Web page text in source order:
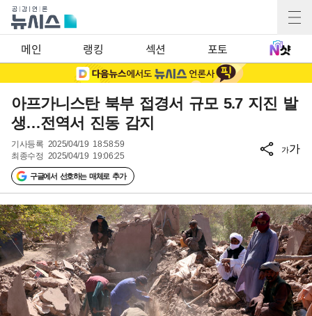
메인 랭킹 섹션 포토
아프가니스탄 북부 접경서 규모 5.7 지진 발
생…전역서 진동 감지
기사등록 2025/04/19 18:58:59
최종수정 2025/04/19 19:06:25
구글에서 선호하는 매체로 추가
가가